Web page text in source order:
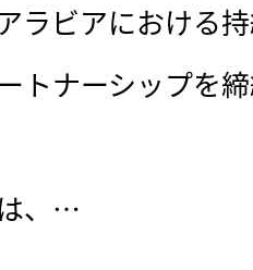
ラビアにおける
トナーシップを
、…